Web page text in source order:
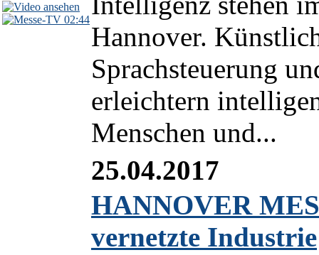
02:44
Hannover.
Sprachsteuerung
erleichtern
Menschen und...
25.04.2017
HANNOVER
vernetzte Industrie